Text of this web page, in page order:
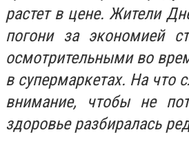
растет в цене. Жители
погони за экономией
осмотрительными во
в супермаркетах. На что
внимание, чтобы не
здоровье разбиралась